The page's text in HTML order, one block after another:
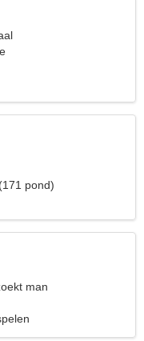
pond)
man